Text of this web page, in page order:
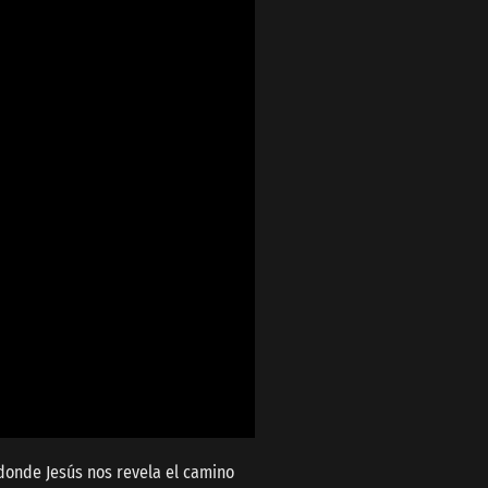
Jesús nos revela el camino